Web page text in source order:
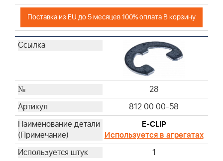
Поставка из EU до 5 месяцев 100% оплата В корзину
28
812 00 00-58
E-CLIP
Используется в агрегатах
1